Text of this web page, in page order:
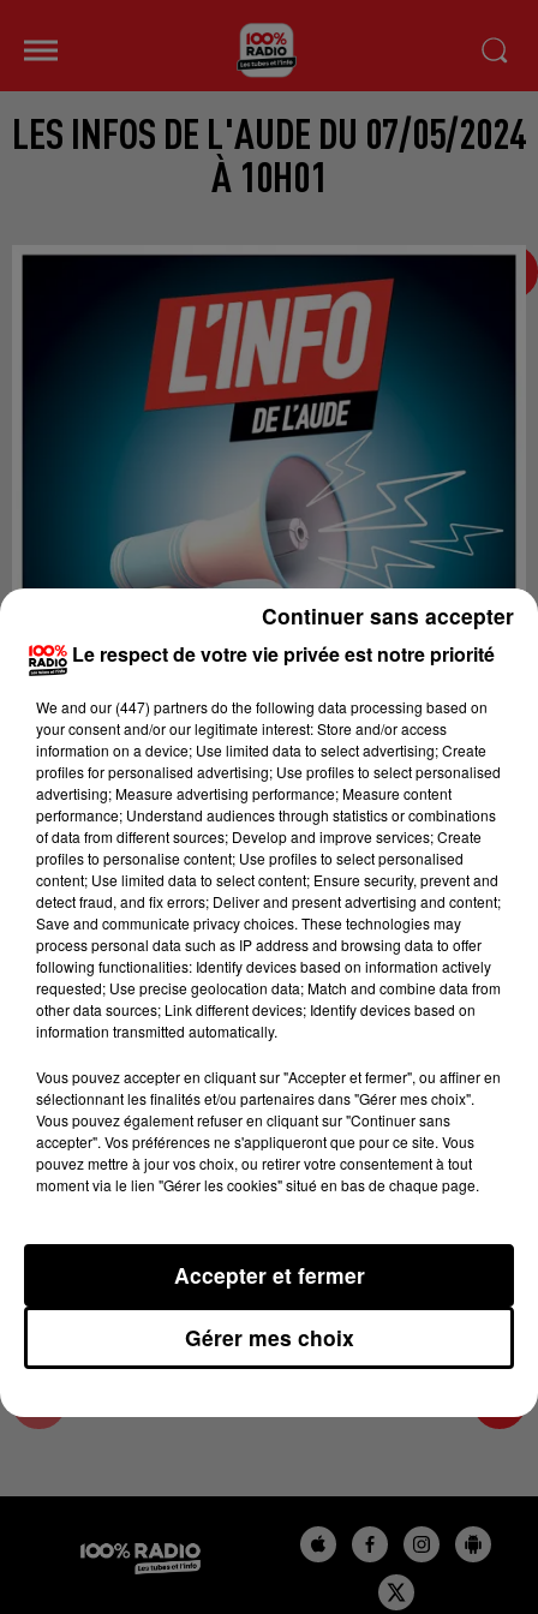
LES INFOS DE L'AUDE DU 07/05/2024
À 10H01
Lecture (2 min 22 sec)
100%
100% Radio les infos de l'Aude
7 mai 2024 - 2 min 22 sec
LES INFOS DE L'AUDE DU 07/05/2024 À
10H01
Les infos de l'Aude
Le respect de votre vie privée est notre priorité
We and our (447) partnersdo the following data processing based on
your consent and/or our legitimate interest: Store and/or access
information on a device; Use limited data to select advertising; Create
profiles for personalised advertising; Use profiles to select personalised
advertising; Measure advertising performance; Measure content
performance; Understand audiences through statistics or combinations
of data from different sources; Develop and improve services; Create
profiles to personalise content; Use profiles to select personalised
content; Use limited data to select content; Ensure security, prevent and
detect fraud, and fix errors; Deliver and present advertising and content;
Save and communicate privacy choices. These technologies may
process personal data such as IP address and browsing data to offer
following functionalities: Identify devices based on information actively
requested; Use precise geolocation data; Match and combine data from
other data sources; Link different devices; Identify devices based on
information transmitted automatically.
Vous pouvez accepter en cliquant sur "Accepter et fermer", ou affiner en
sélectionnant les finalités et/ou partenaires dans "Gérer mes choix".
Vous pouvez également refuser en cliquant sur "Continuer sans
accepter". Vos préférences ne s'appliqueront que pour ce site. Vous
pouvez mettre à jour vos choix, ou retirer votre consentement à tout
moment via le lien "Gérer les cookies" situé en bas de chaque page.
Gérer mes choix
Accepter et fermer
Continuer sans accepter